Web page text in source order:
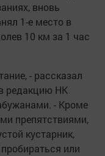
вновь
1-е место в
10 км за 1 час
- рассказал
редакцию НК
- Кроме
препятствиями,
кустарник,
или